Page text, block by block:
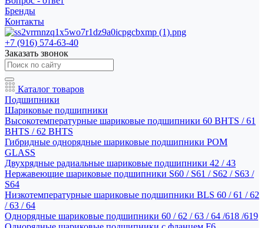
Бренды
Контакты
+7 (916) 574-63-40
Заказать звонок
Каталог товаров
Подшипники
Шариковые подшипники
Высокотемпературные шариковые подшипники 60 BHTS / 61
BHTS / 62 BHTS
Гибридные однорядные шариковые подшипники POM
GLASS
Двухрядные радиальные шариковые подшипники 42 / 43
Нержавеющие шариковые подшипники S60 / S61 / S62 / S63 /
S64
Низкотемпературные шариковые подшипники BLS 60 / 61 / 62
/ 63 / 64
Однорядные шариковые подшипники 60 / 62 / 63 / 64 /618 /619